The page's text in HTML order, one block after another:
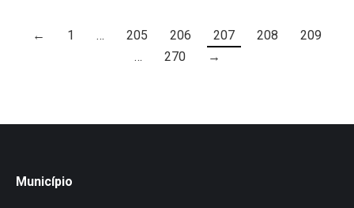
← 1 … 205 206 207 208
209
…
270 →
Município